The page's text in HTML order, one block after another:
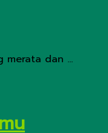
merata dan ...